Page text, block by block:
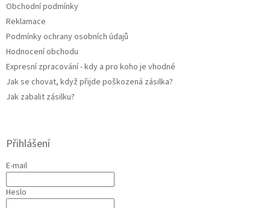
Obchodní podmínky
Reklamace
Podmínky ochrany osobních údajů
Hodnocení obchodu
Expresní zpracování - kdy a pro koho je vhodné
Jak se chovat, když přijde poškozená zásilka?
Jak zabalit zásilku?
Přihlášení
E-mail
Heslo